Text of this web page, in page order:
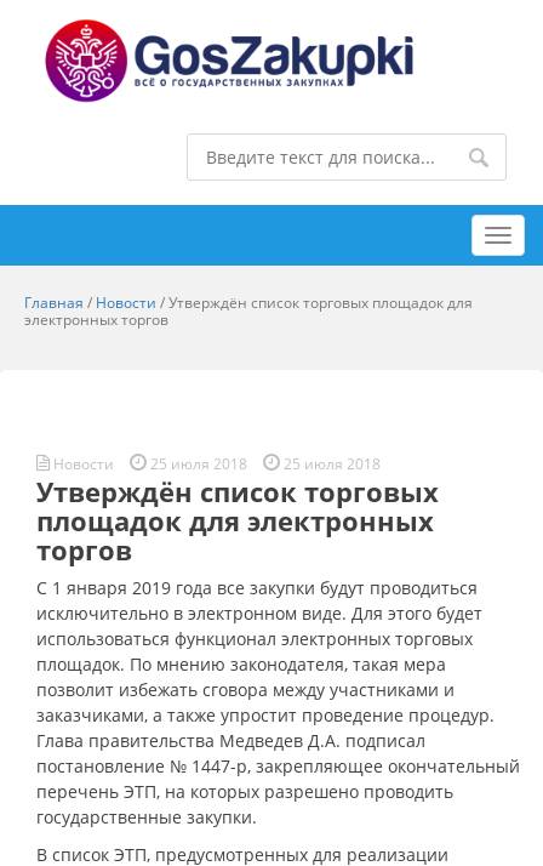
Главная / Новости /Утверждён список торговых площадок для
электронных торгов
Новости 25 июля 2018 25 июля 2018
Утверждён список торговых
площадок для электронных
торгов
С 1 января 2019 года все закупки будут проводиться
исключительно в электронном виде. Для этого будет
использоваться функционал электронных торговых
площадок. По мнению законодателя, такая мера
позволит избежать сговора между участниками и
заказчиками, а также упростит проведение процедур.
Глава правительства Медведев Д.А. подписал
постановление № 1447-р, закрепляющее окончательный
перечень ЭТП, на которых разрешено проводить
государственные закупки.
В список ЭТП, предусмотренных для реализации